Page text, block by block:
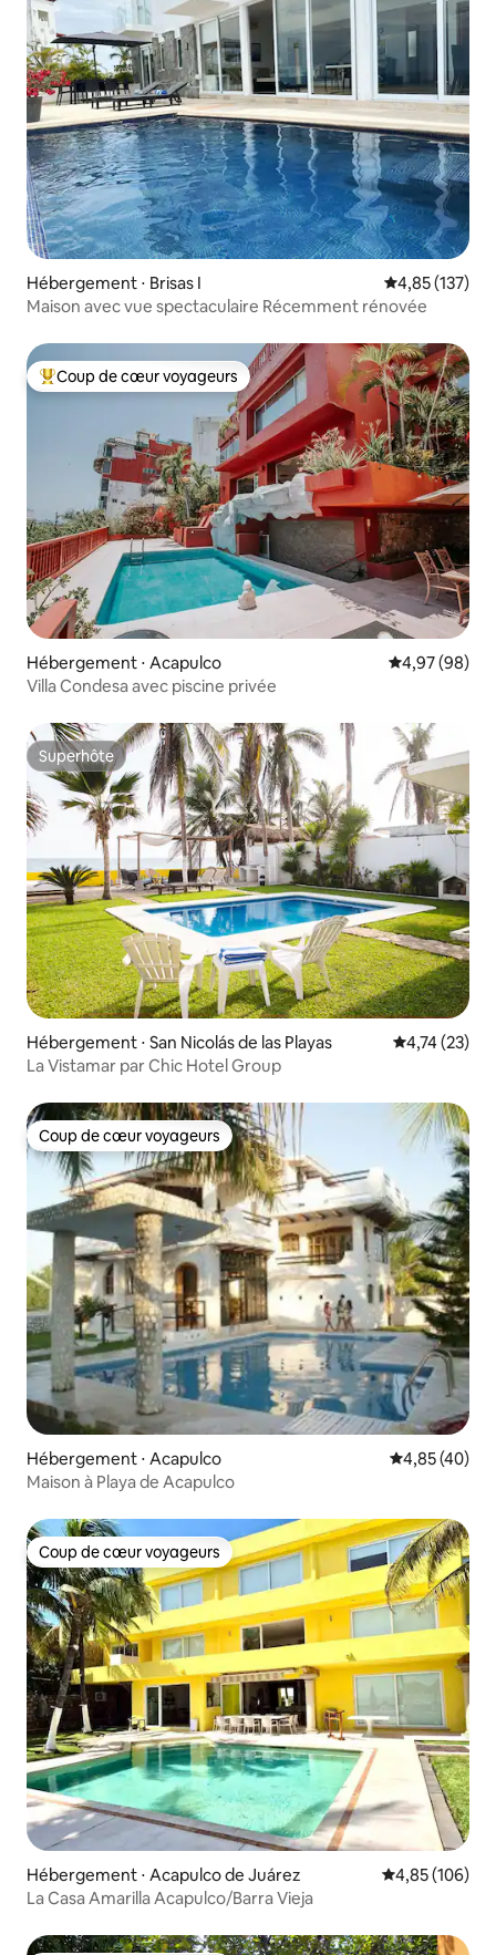
Hébergement ⋅ Brisas I Évaluation
4,85 (137)
Maison avec vue spectaculaire Récemment rénovée
Coups de cœur voyageurs les plus appréciés
Coup de cœur voyageurs
Hébergement ⋅ Acapulco Évaluation
4,97 (98)
Villa Condesa avec piscine privée
Superhôte
Superhôte
Hébergement ⋅ San Nicolás de las Playas Évaluation
4,74 (23)
La Vistamar par Chic Hotel Group
Coup de cœur voyageurs
Coup de cœur voyageurs
Hébergement ⋅ Acapulco Évaluation
4,85 (40)
Maison à Playa de Acapulco
Coup de cœur voyageurs
Coup de cœur voyageurs
Hébergement ⋅ Acapulco de Juárez Évaluation
4,85 (106)
La Casa Amarilla Acapulco/Barra Vieja